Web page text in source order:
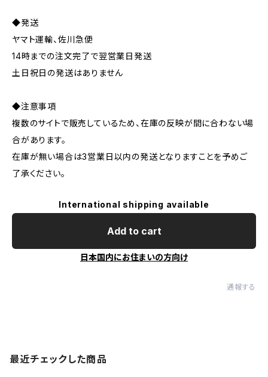
◆発送
ヤマト運輸、佐川急便
14時までの注文完了で翌営業日発送
土日祝日の発送はありません
◆注意事項
複数のサイトで販売しているため、在庫の反映が間に合わない場
合があります。
在庫が無い場合は3営業日以内の発送となりますことを予めご
了承ください。
International shipping available
Add to cart
日本国内にお住まいの方向け
通報する
最近チェックした商品